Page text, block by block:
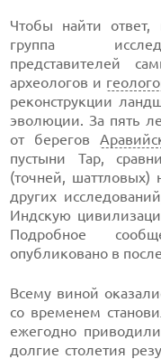
Чтобы найти ответ,
группа
представителей
археологов и
реконструкции
эволюции. За пять
от берегов
пустыни Тар,
(точней,
других
Индскую
Подробное
опубликовано в
Всему виной
со временем
ежегодно
долгие столетия